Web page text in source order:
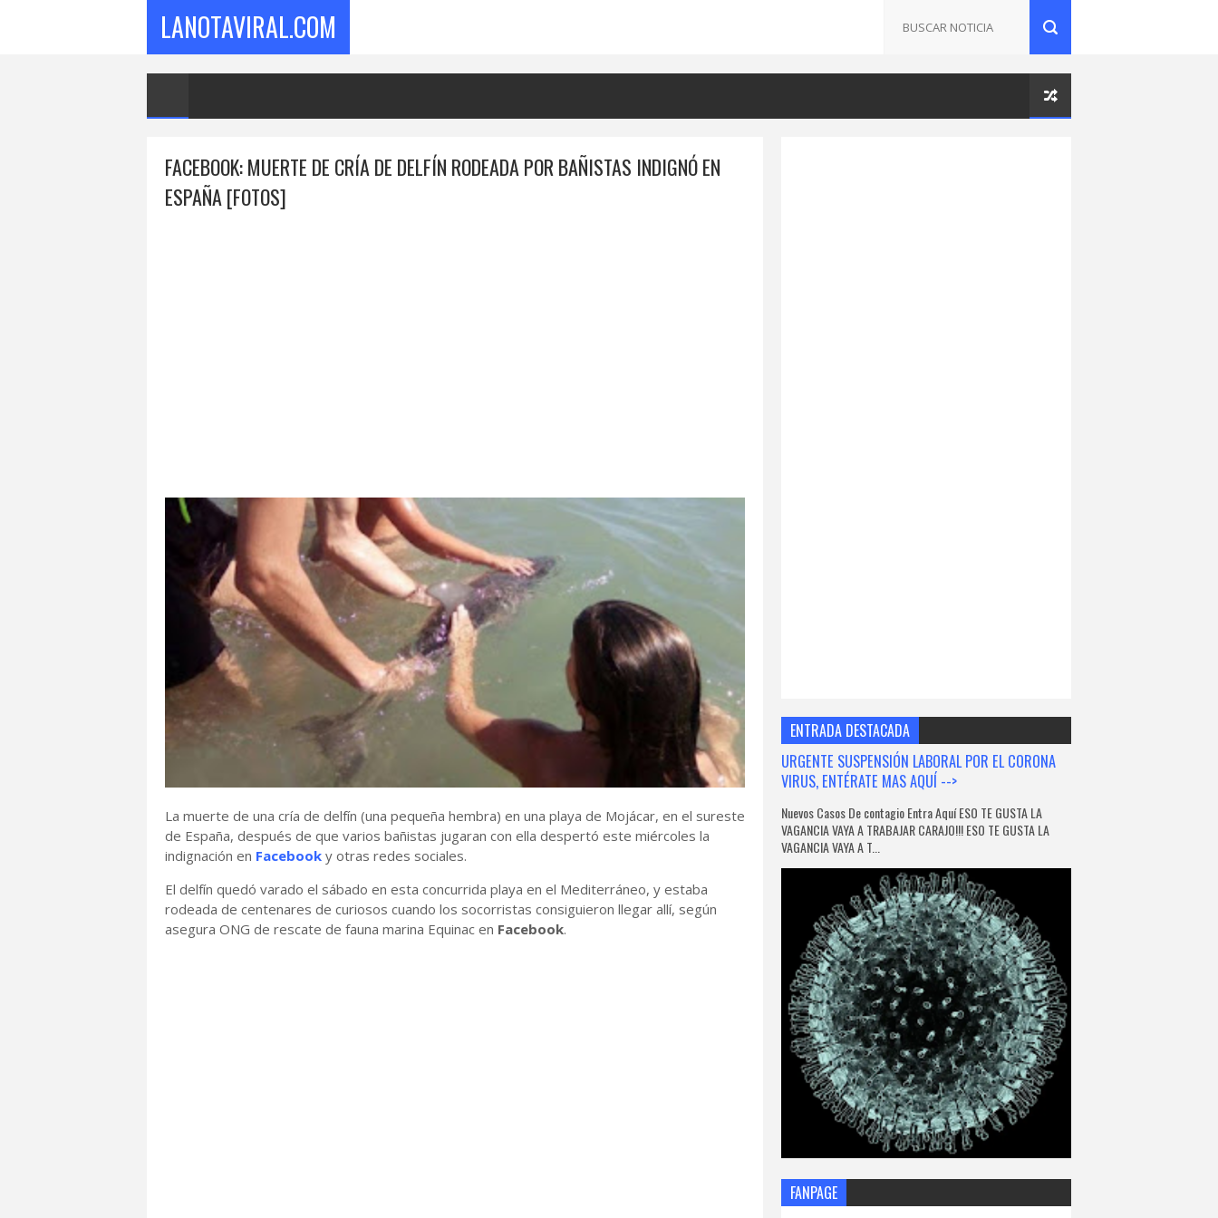
LANOTAVIRAL.COM
FACEBOOK: MUERTE DE CRÍA DE DELFÍN RODEADA POR BAÑISTAS INDIGNÓ EN
ESPAÑA [FOTOS]
La muerte de una cría de delfín (una pequeña hembra) en una playa de Mojácar, en el sureste
de España, después de que varios bañistas jugaran con ella despertó este miércoles la
indignación en Facebook y otras redes sociales.
El delfín quedó varado el sábado en esta concurrida playa en el Mediterráneo, y estaba
rodeada de centenares de curiosos cuando los socorristas consiguieron llegar allí, según
asegura ONG de rescate de fauna marina Equinac en Facebook.
ENTRADA DESTACADA
URGENTE SUSPENSIÓN LABORAL POR EL CORONA
VIRUS, ENTÉRATE MAS AQUÍ -->
Nuevos Casos De contagio Entra Aquí ESO TE GUSTA LA
VAGANCIA VAYA A TRABAJAR CARAJO!!! ESO TE GUSTA LA
VAGANCIA VAYA A T...
FANPAGE